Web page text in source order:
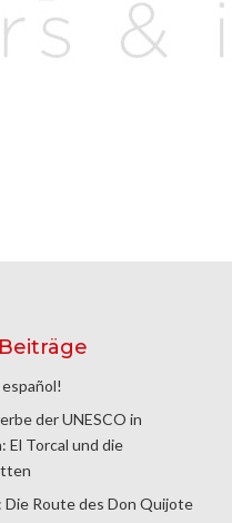
español!
der UNESCO in
El Torcal und die
Die Route des Don Quijote